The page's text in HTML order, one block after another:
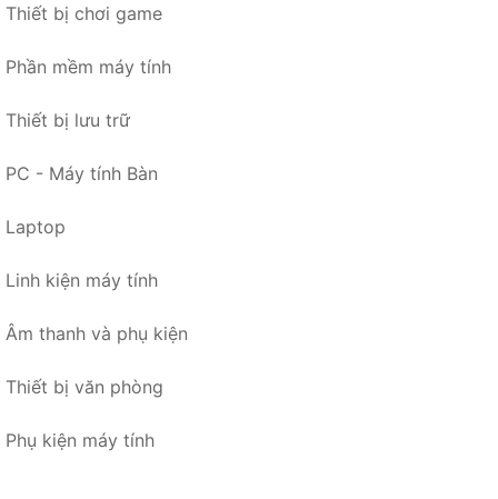
Thiết bị chơi game
Phần mềm máy tính
Thiết bị lưu trữ
PC - Máy tính Bàn
Laptop
Linh kiện máy tính
Âm thanh và phụ kiện
Thiết bị văn phòng
Phụ kiện máy tính